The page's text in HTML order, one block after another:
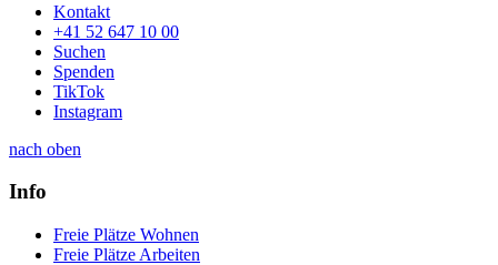
Kontakt
+41 52 647 10 00
Suchen
Spenden
TikTok
Instagram
nach oben
Info
Freie Plätze Wohnen
Freie Plätze Arbeiten